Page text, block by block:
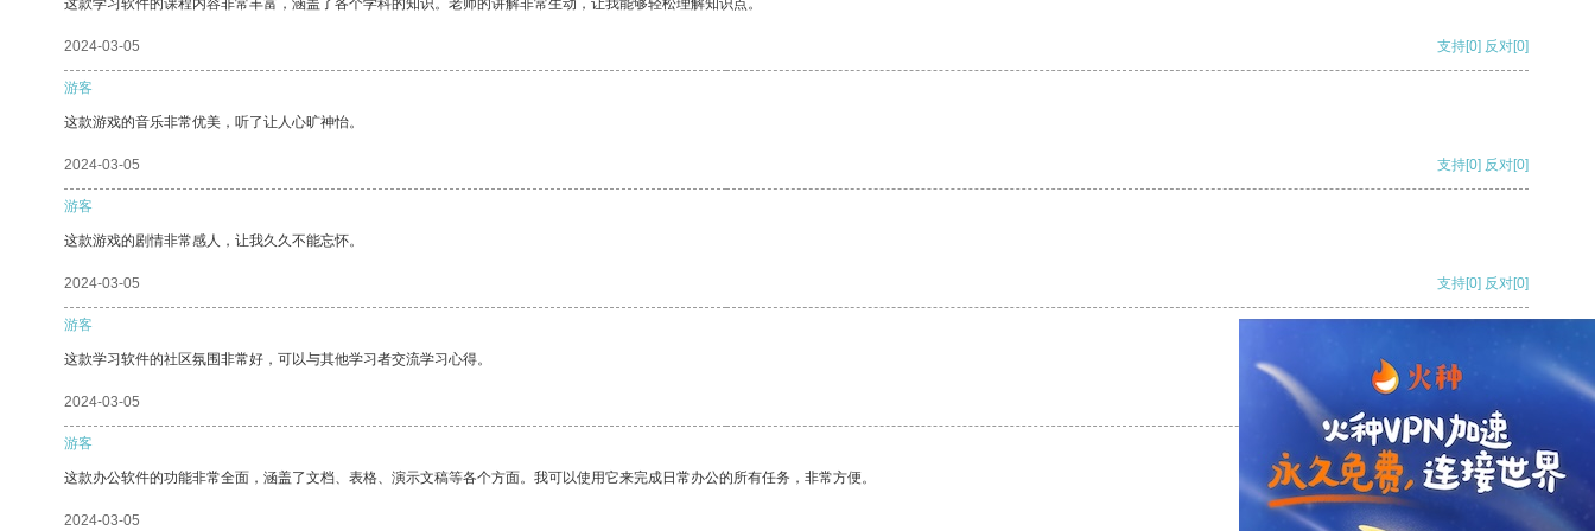
这款学习软件的课程内容非常丰富，涵盖了各个学科的知识。老师的讲解非常生动，让我能够轻松理解知识点。
2024-03-05 支持[0] 反对[0]
游客
这款游戏的音乐非常优美，听了让人心旷神怡。
2024-03-05 支持[0] 反对[0]
游客
这款游戏的剧情非常感人，让我久久不能忘怀。
2024-03-05 支持[0] 反对[0]
游客
这款学习软件的社区氛围非常好，可以与其他学习者交流学习心得。
2024-03-05
游客
这款办公软件的功能非常全面，涵盖了文档、表格、演示文稿等各个方面。我可以使用它来完成日常办公的所有任务，非常方便。
2024-03-05 反对